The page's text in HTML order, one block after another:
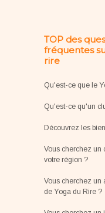
TOP des
fréquentes
rire
Qu'est-ce que le
Qu'est-ce qu'un
Découvrez les
Vous cherchez un
votre région ?
Vous cherchez un
de Yoga du Rire ?